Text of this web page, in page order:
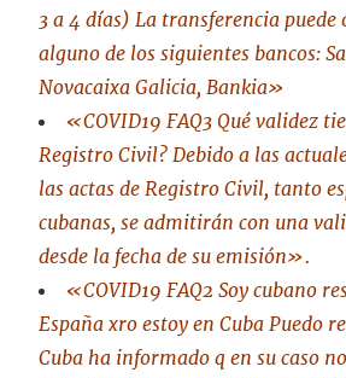
3 a 4 días) La transferencia puede
alguno de los siguientes bancos:
Novacaixa Galicia, Bankia»
«COVID19 FAQ3 Qué validez
Registro Civil? Debido a las
las actas de Registro Civil, tanto
cubanas, se admitirán con una
desde la fecha de su emisión».
«COVID19 FAQ2 Soy cubano
España xro estoy en Cuba Puedo
Cuba ha informado q en su caso